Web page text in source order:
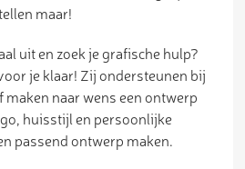
maar!
uit en zoek je grafische hulp?
je klaar! Zij ondersteunen bij
naar wens een ontwerp
huisstijl en persoonlijke
passend ontwerp maken.